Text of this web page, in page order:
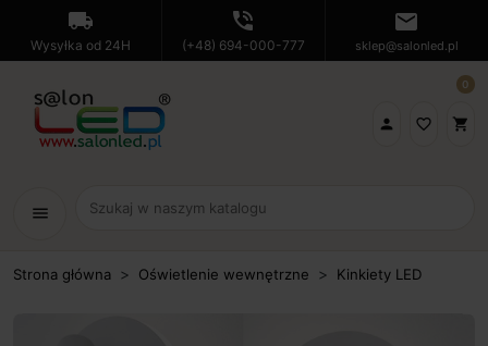
local_shipping
Wysyłka od 24H
phone_in_talk
(+48) 694-000-777
mail
sklep@salonled.pl
 favorite_border shopping_cart
0
menu
Strona główna Oświetlenie wewnętrzne Kinkiety LED